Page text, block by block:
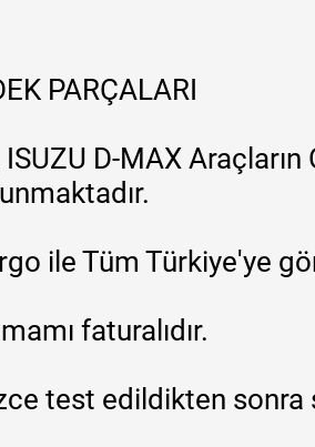
PARÇALARI
D-MAX Araçların
ile Tüm Türkiye'ye
faturalıdır.
test edildikten sonra